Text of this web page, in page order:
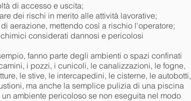
di accesso e uscita;
dei rischi in merito alle attività lavorative;
aerazione, mettendo così a rischio l'operatore;
considerati dannosi e pericolosi
fanno parte degli ambienti o spazi confinati
i pozzi, i cunicoli, le canalizzazioni, le fogne,
le stive, le intercapedini, le cisterne, le autobotti,
ma anche la semplice pulizia di una piscina
ambiente pericoloso se non eseguita nel modo